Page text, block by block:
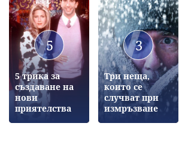
5
5 трика за
създаване на
нови
приятелства
3
Три неща,
които се
случват при
измръзване